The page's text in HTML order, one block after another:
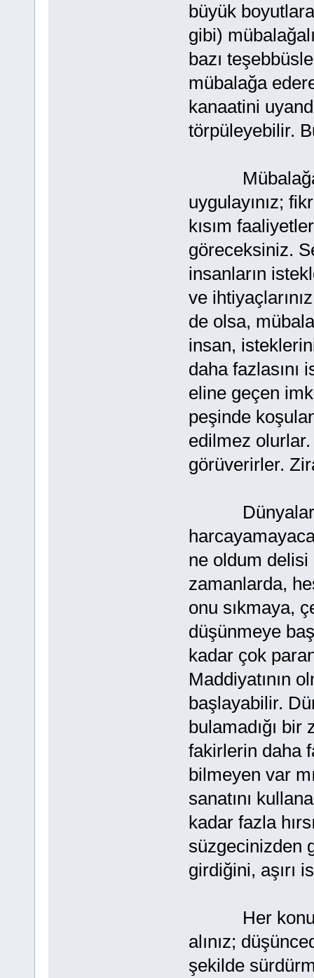
büyük
gibi)
bazı
mübalağa
kanaatini
törpüleyebilir.
Mübalağa
uygulayınız;
kısım
göreceksiniz.
insanların
ve
de olsa,
insan,
daha fazlasını
eline geçen
peşinde
edilmez
görüverirler.
Dünyaları
ne oldum
zamanlarda,
onu sıkmaya,
düşünmeye
kadar çok
Maddiyatının
başlayabilir.
bulamadığı
fakirlerin daha
bilmeyen var
sanatını
kadar fazla
süzgecinizden
girdiğini, aşırı
Her konuda
alınız;
şekilde